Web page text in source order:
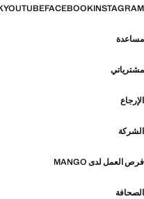
INSTAGRAM
FACEBOOK
YOUTUBE
مساعدة
مشترياتي
الإرجاع
الشركة
فرص العمل لدى MANGO
الصحافة